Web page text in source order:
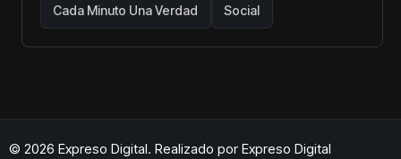
Cada Minuto Una Verdad Social
© 2026 Expreso Digital. Realizado por Expreso Digital